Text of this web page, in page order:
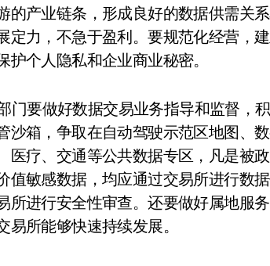
的产业链条，形成良好的数据供需关
定力，不急于盈利。要规范化经营，
个人隐私和企业商业秘密。
门要做好数据交易业务指导和监督，
沙箱，争取在自动驾驶示范区地图、
医疗、交通等公共数据专区，凡是被
值敏感数据，均应通过交易所进行数
所进行安全性审查。还要做好属地服
所能够快速持续发展。